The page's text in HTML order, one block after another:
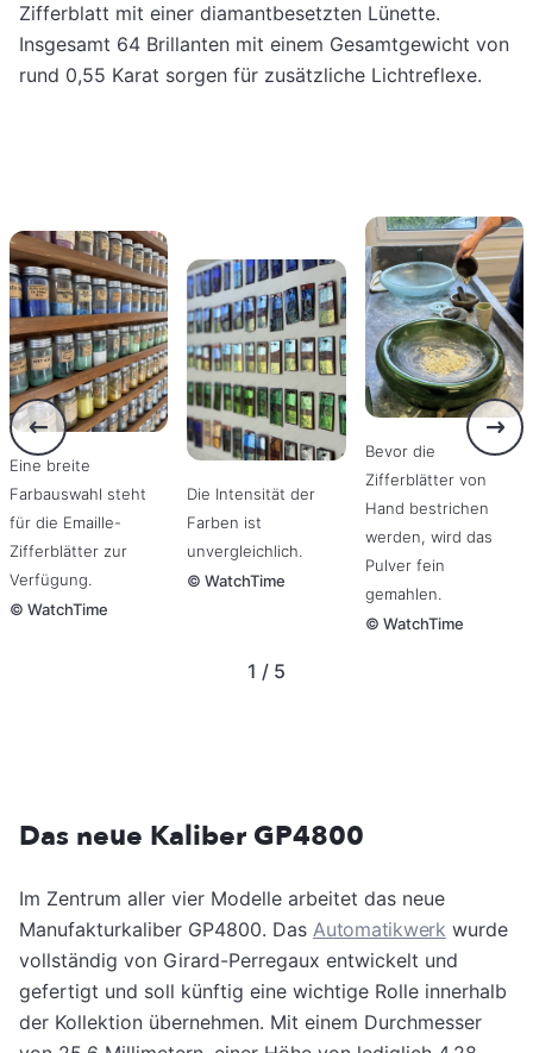
Zifferblatt mit einer diamantbesetzten Lünette.
Insgesamt 64 Brillanten mit einem Gesamtgewicht von
rund 0,55 Karat sorgen für zusätzliche Lichtreflexe.
Eine breite
Farbauswahl steht
für die Emaille-
Zifferblätter zur
Verfügung.
© WatchTime
Die Intensität der
Farben ist
unvergleichlich.
© WatchTime
Bevor die
Zifferblätter von
Hand bestrichen
werden, wird das
Pulver fein
gemahlen.
© WatchTime
1 / 5
Das neue Kaliber GP4800
Im Zentrum aller vier Modelle arbeitet das neue
Manufakturkaliber GP4800. Das Automatikwerk wurde
vollständig von Girard-Perregaux entwickelt und
gefertigt und soll künftig eine wichtige Rolle innerhalb
der Kollektion übernehmen. Mit einem Durchmesser